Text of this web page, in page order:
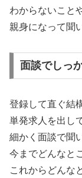
わからないこと
親身になって聞
面談でしっ
登録して直ぐ結
単発求人を出し
細かく面談で聞
今までどんなと
これからどんな